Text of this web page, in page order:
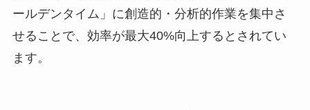
ールデンタイム」に創造的・分析的作業を集中さ
せることで、効率が最大40%向上するとされてい
ます。